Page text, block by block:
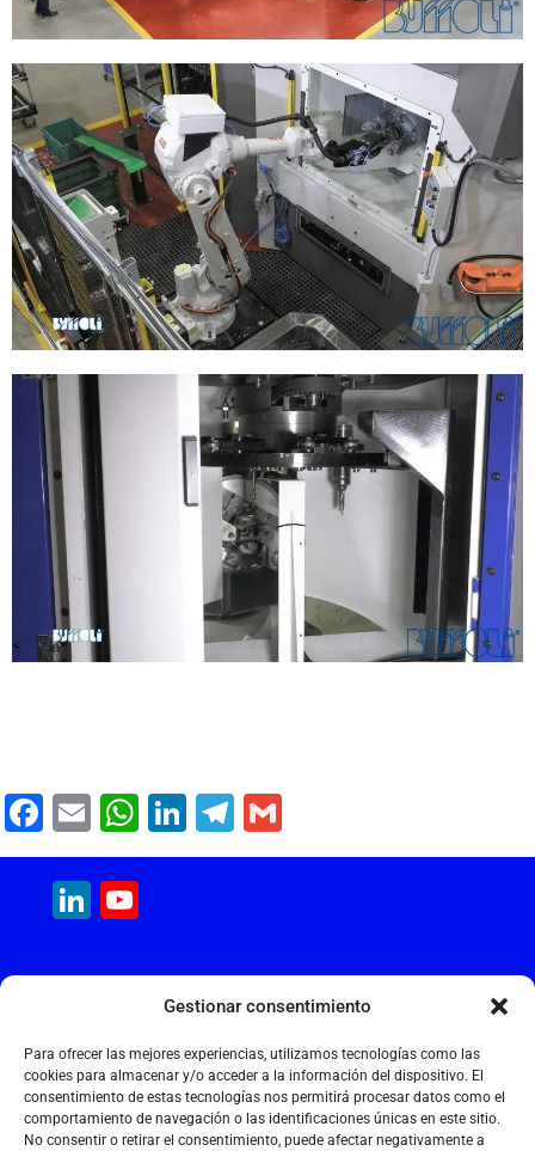
Gestionar consentimiento
Para ofrecer las mejores experiencias, utilizamos tecnologías como las
cookies para almacenar y/o acceder a la información del dispositivo. El
consentimiento de estas tecnologías nos permitirá procesar datos como el
comportamiento de navegación o las identificaciones únicas en este sitio.
No consentir o retirar el consentimiento, puede afectar negativamente a
F
a
c
e
b
o
k
E
m
ai
W
h
A
p
Li
n
dI
n
T
el
a
m
m
LinkedIn
Calle Cantir, 12 – Nave 7
Polígono Industrial Magarola
08292 Esparreguera – Barcelona
+34 934 397 038
info@maquinariainternacional.com